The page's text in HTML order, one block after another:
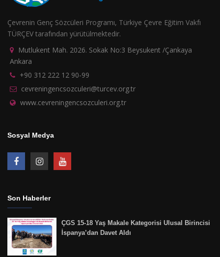
Çevrenin Genç Sözcüleri Programı, Türkiye Çevre Eğitim Vakfı
TÜRÇEV tarafından yürütülmektedir.
Mutlukent Mah. 2026. Sokak No:3 Beysukent /Çankaya
Ankara
+90 312 222 12 90-99
cevreningencsozculeri@turcev.org.tr
www.cevreningencsozculeri.org.tr
Sosyal Medya
Son Haberler
ÇGS 15-18 Yaş Makale Kategorisi Ulusal Birincisi
İspanya’dan Davet Aldı